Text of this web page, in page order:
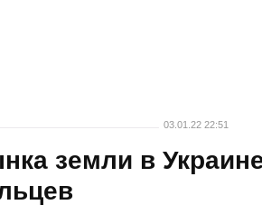
03.01.22 22:51
земли в